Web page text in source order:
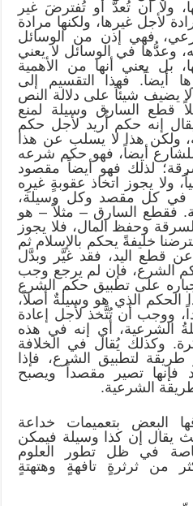
ولا أن تُعدَّ أو تُفترضَ غير
لأجل غيرها، ولكنها مرادة
فهي إذن من الوسائل
وعدُّها في الوسائل لا يعني
بل يعني أنها من الأهمية
أيضاً. فهذا التقسيم إلى
يضيف شيئاً على دلالة النص
قطع السارق وسيلة لمنع
إنه حكم أُريد لأجل حكم
ولكن هذا لا يسلب عن هذا
أيضاً، فهو حكم شرعه
لذلك فهو أيضاً مقصود
ولا يجوز اتخاذ عقوبةٍ غيرِه
في كل مقصد وكل وسيلة،
فقطع السارق – مثلاً – هو
وحفظ المال، فلا يجوز
خليفةً يحكم بالإسلام ثم
قطع اليد، فقد غيَّر وبدَّل
الشرع، فإن لم يرجع وجب
على تطبيق حكم الشرع
الحكم الذي هو وسيلةٌ أصلاً،
ووجب أن تُتَّخذ لأجل إعادة
الشرعية، أي إنه في هذه
وكذلك يُقال في الخلافة
لتطبيق الشرع، فإذا
فإنها تصير مقصداً ويصبح
الشرعية.
البعض بتعميمات خداعة
يقال إن كذا وسيلة فيمكن
في ظل تطور العلوم
من ثرثرةٍ تافهةٍ وهتهتةٍ